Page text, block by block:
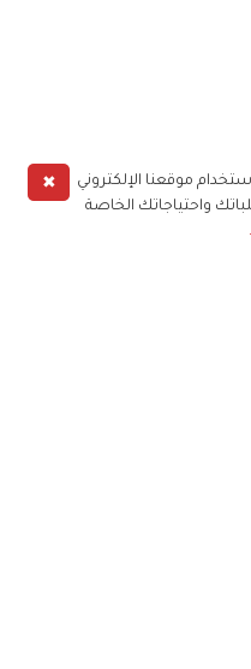
✖
موقعنا الإلكتروني
واحتياجاتك الخاصة